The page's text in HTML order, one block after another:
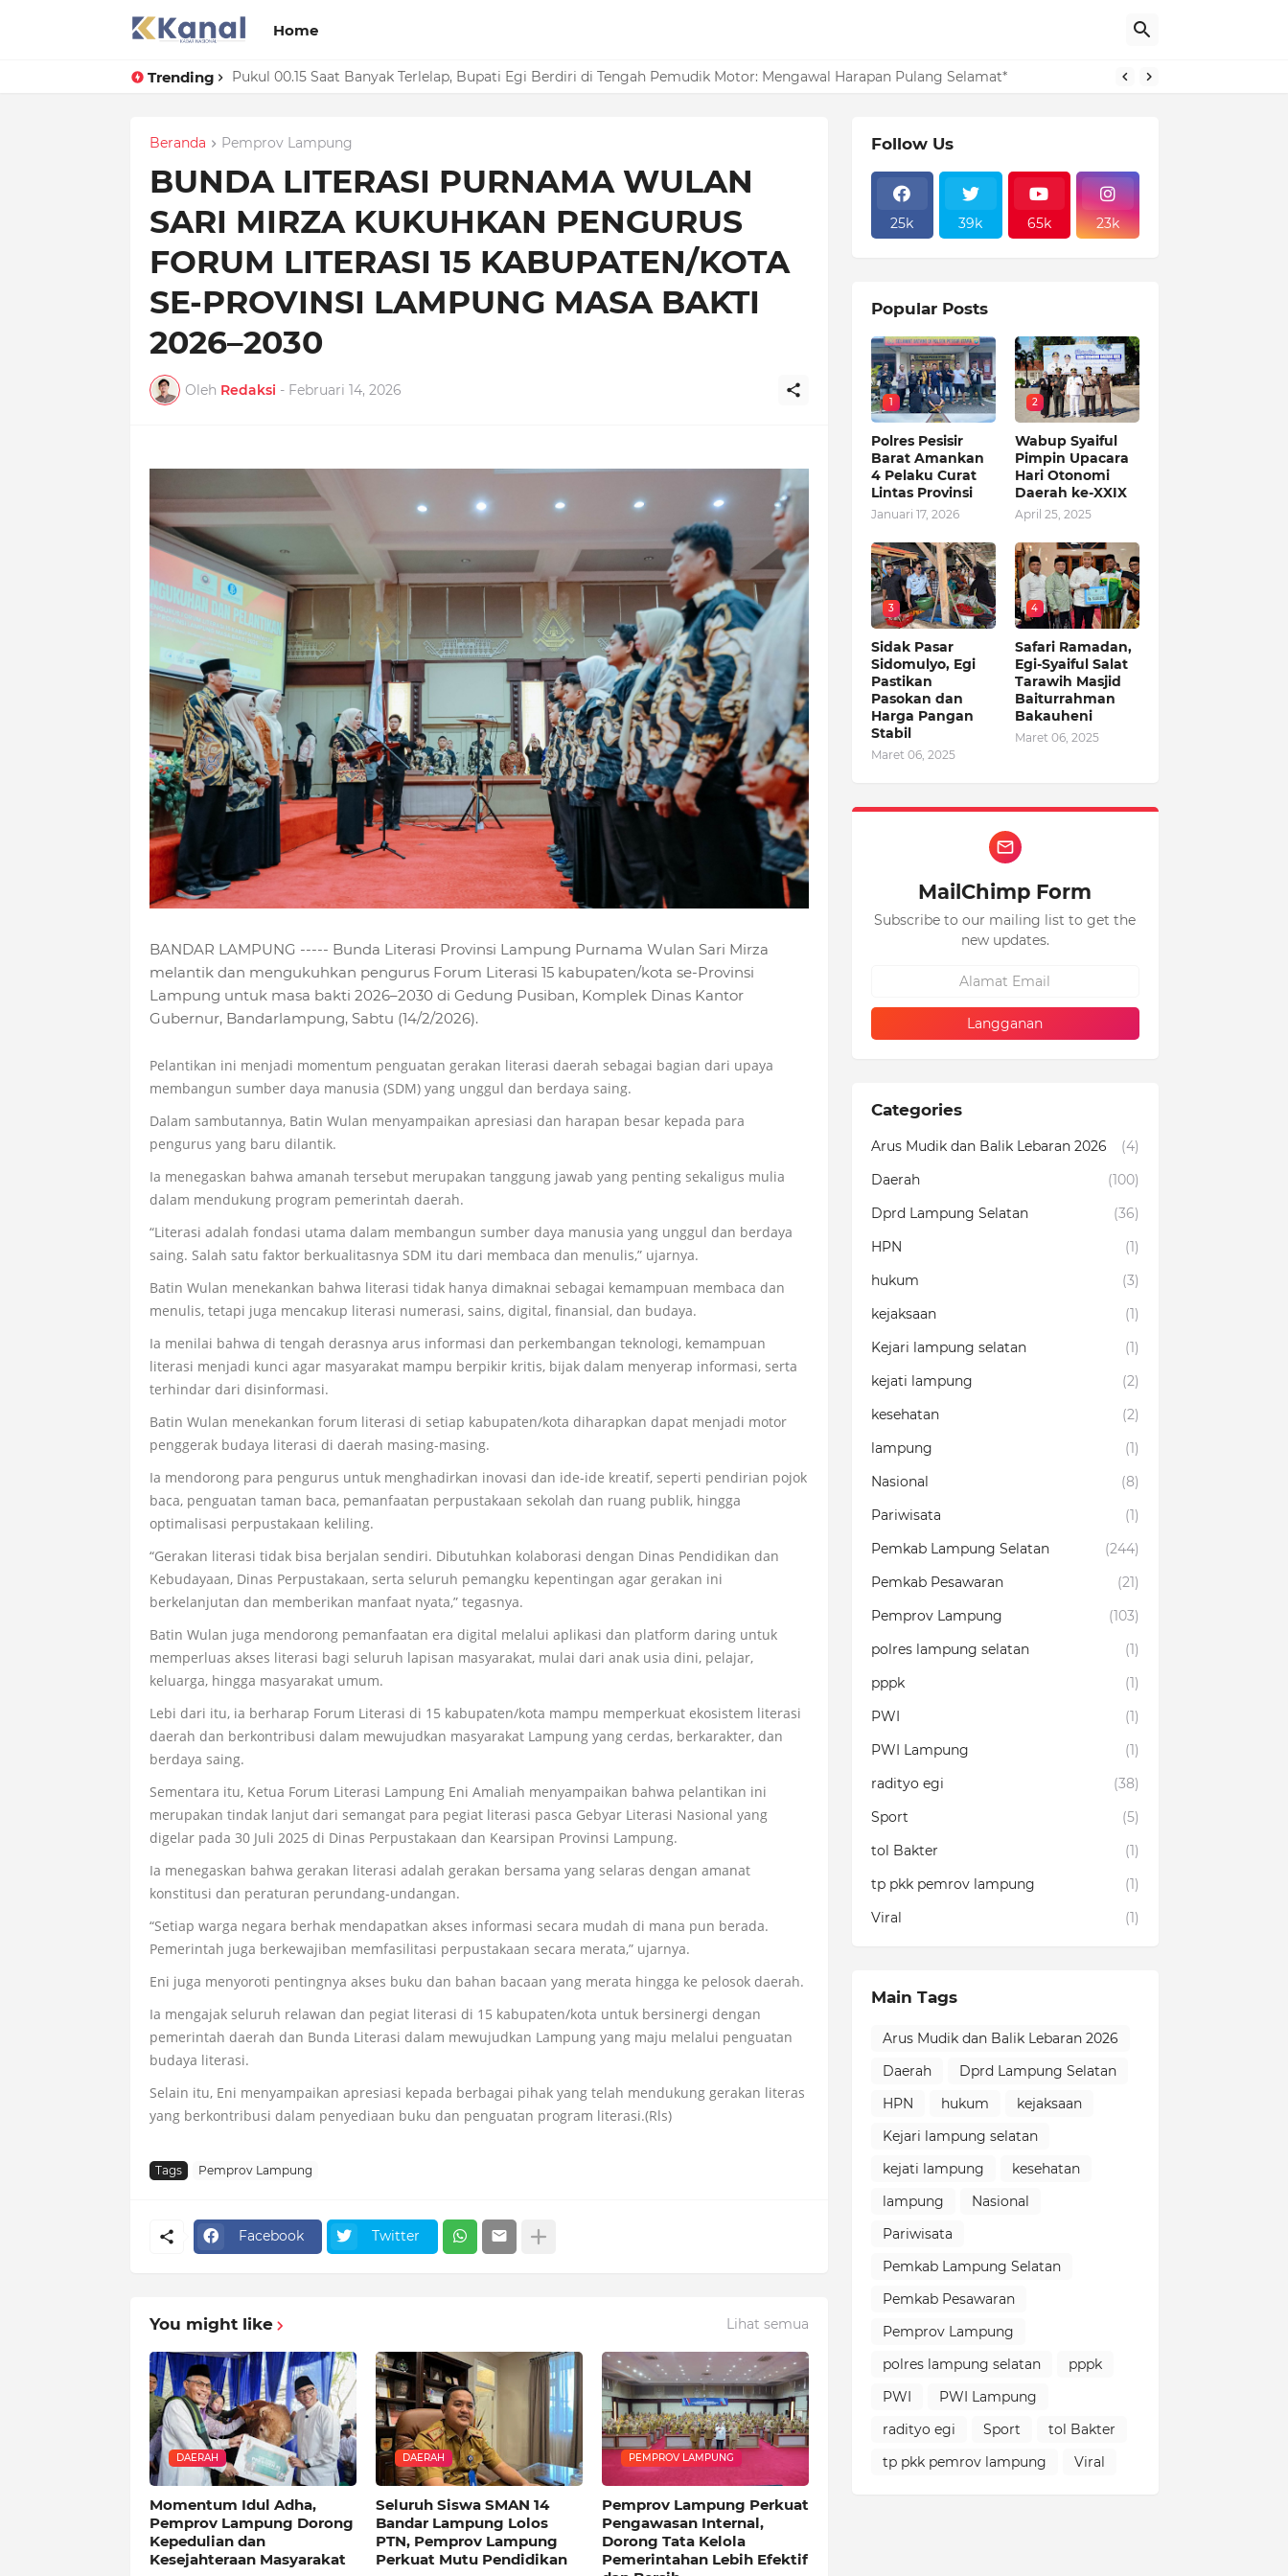
Home
Trending Pukul 00.15 Saat Banyak Terlelap, Bupati Egi Berdiri di Tengah Pemudik Motor: Mengawal Harapan Pulang Selamat*
Prestasi Beruntun! Lampung Selatan Raih Opini Kualitas Tinggi Penilaian Maladministrasi Pelayanan Publik 2025
Beranda Pemprov Lampung
BUNDA LITERASI PURNAMA WULAN
SARI MIRZA KUKUHKAN PENGURUS
FORUM LITERASI 15 KABUPATEN/KOTA
SE-PROVINSI LAMPUNG MASA BAKTI
2026–2030
Oleh Redaksi - Februari 14, 2026
BANDAR LAMPUNG ----- Bunda Literasi Provinsi Lampung Purnama Wulan Sari Mirza
melantik dan mengukuhkan pengurus Forum Literasi 15 kabupaten/kota se-Provinsi
Lampung untuk masa bakti 2026–2030 di Gedung Pusiban, Komplek Dinas Kantor
Gubernur, Bandarlampung, Sabtu (14/2/2026).
Pelantikan ini menjadi momentum penguatan gerakan literasi daerah sebagai bagian dari upaya
membangun sumber daya manusia (SDM) yang unggul dan berdaya saing.
Dalam sambutannya, Batin Wulan menyampaikan apresiasi dan harapan besar kepada para
pengurus yang baru dilantik.
Ia menegaskan bahwa amanah tersebut merupakan tanggung jawab yang penting sekaligus mulia
dalam mendukung program pemerintah daerah.
“Literasi adalah fondasi utama dalam membangun sumber daya manusia yang unggul dan berdaya
saing. Salah satu faktor berkualitasnya SDM itu dari membaca dan menulis,” ujarnya.
Batin Wulan menekankan bahwa literasi tidak hanya dimaknai sebagai kemampuan membaca dan
menulis, tetapi juga mencakup literasi numerasi, sains, digital, finansial, dan budaya.
Ia menilai bahwa di tengah derasnya arus informasi dan perkembangan teknologi, kemampuan
literasi menjadi kunci agar masyarakat mampu berpikir kritis, bijak dalam menyerap informasi, serta
terhindar dari disinformasi.
Batin Wulan menekankan forum literasi di setiap kabupaten/kota diharapkan dapat menjadi motor
penggerak budaya literasi di daerah masing-masing.
Ia mendorong para pengurus untuk menghadirkan inovasi dan ide-ide kreatif, seperti pendirian pojok
baca, penguatan taman baca, pemanfaatan perpustakaan sekolah dan ruang publik, hingga
optimalisasi perpustakaan keliling.
“Gerakan literasi tidak bisa berjalan sendiri. Dibutuhkan kolaborasi dengan Dinas Pendidikan dan
Kebudayaan, Dinas Perpustakaan, serta seluruh pemangku kepentingan agar gerakan ini
berkelanjutan dan memberikan manfaat nyata,” tegasnya.
Batin Wulan juga mendorong pemanfaatan era digital melalui aplikasi dan platform daring untuk
memperluas akses literasi bagi seluruh lapisan masyarakat, mulai dari anak usia dini, pelajar,
keluarga, hingga masyarakat umum.
Lebi dari itu, ia berharap Forum Literasi di 15 kabupaten/kota mampu memperkuat ekosistem literasi
daerah dan berkontribusi dalam mewujudkan masyarakat Lampung yang cerdas, berkarakter, dan
berdaya saing.
Sementara itu, Ketua Forum Literasi Lampung Eni Amaliah menyampaikan bahwa pelantikan ini
merupakan tindak lanjut dari semangat para pegiat literasi pasca Gebyar Literasi Nasional yang
digelar pada 30 Juli 2025 di Dinas Perpustakaan dan Kearsipan Provinsi Lampung.
Ia menegaskan bahwa gerakan literasi adalah gerakan bersama yang selaras dengan amanat
konstitusi dan peraturan perundang-undangan.
“Setiap warga negara berhak mendapatkan akses informasi secara mudah di mana pun berada.
Pemerintah juga berkewajiban memfasilitasi perpustakaan secara merata,” ujarnya.
Eni juga menyoroti pentingnya akses buku dan bahan bacaan yang merata hingga ke pelosok daerah.
Ia mengajak seluruh relawan dan pegiat literasi di 15 kabupaten/kota untuk bersinergi dengan
pemerintah daerah dan Bunda Literasi dalam mewujudkan Lampung yang maju melalui penguatan
budaya literasi.
Selain itu, Eni menyampaikan apresiasi kepada berbagai pihak yang telah mendukung gerakan literas
yang berkontribusi dalam penyediaan buku dan penguatan program literasi.(Rls)
Tags Pemprov Lampung
Facebook Twitter
You might like Lihat semua
DAERAH
Momentum Idul Adha,
Pemprov Lampung Dorong
Kepedulian dan
Kesejahteraan Masyarakat
DAERAH
Seluruh Siswa SMAN 14
Bandar Lampung Lolos
PTN, Pemprov Lampung
Perkuat Mutu Pendidikan
PEMPROV LAMPUNG
Pemprov Lampung Perkuat
Pengawasan Internal,
Dorong Tata Kelola
Pemerintahan Lebih Efektif
Follow Us
25k 39k 65k 23k
Popular Posts
1
Polres Pesisir
Barat Amankan
4 Pelaku Curat
Lintas Provinsi
Januari 17, 2026
2
Wabup Syaiful
Pimpin Upacara
Hari Otonomi
Daerah ke-XXIX
April 25, 2025
3
Sidak Pasar
Sidomulyo, Egi
Pastikan
Pasokan dan
Harga Pangan
Stabil
Maret 06, 2025
4
Safari Ramadan,
Egi-Syaiful Salat
Tarawih Masjid
Baiturrahman
Bakauheni
Maret 06, 2025
MailChimp Form
Subscribe to our mailing list to get the
new updates.
Categories
Arus Mudik dan Balik Lebaran 2026
(4)
Daerah
(100)
Dprd Lampung Selatan
(36)
HPN
(1)
hukum
(3)
kejaksaan
(1)
Kejari lampung selatan
(1)
kejati lampung
(2)
kesehatan
(2)
lampung
(1)
Nasional
(8)
Pariwisata
(1)
Pemkab Lampung Selatan
(244)
Pemkab Pesawaran
(21)
Pemprov Lampung
(103)
polres lampung selatan
(1)
pppk
(1)
PWI
(1)
PWI Lampung
(1)
radityo egi
(38)
Sport
(5)
tol Bakter
(1)
tp pkk pemrov lampung
(1)
Viral
(1)
Main Tags
Arus Mudik dan Balik Lebaran 2026
Daerah
Dprd Lampung Selatan
HPN
hukum
kejaksaan
Kejari lampung selatan
kejati lampung
kesehatan
lampung
Nasional
Pariwisata
Pemkab Lampung Selatan
Pemkab Pesawaran
Pemprov Lampung
polres lampung selatan
pppk
PWI
PWI Lampung
radityo egi
Sport
tol Bakter
tp pkk pemrov lampung
Viral